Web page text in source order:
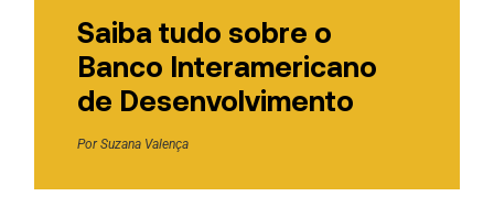
Saiba tudo sobre o
Banco Interamericano
de Desenvolvimento
PorSuzana Valença